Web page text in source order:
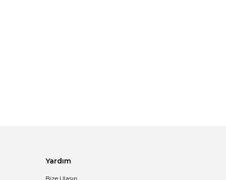
Yardım
Bize Ulaşın